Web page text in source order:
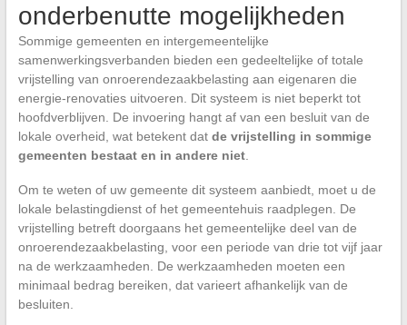
onderbenutte mogelijkheden
Sommige gemeenten en intergemeentelijke
samenwerkingsverbanden bieden een gedeeltelijke of totale
vrijstelling van onroerendezaakbelasting aan eigenaren die
energie-renovaties uitvoeren. Dit systeem is niet beperkt tot
hoofdverblijven. De invoering hangt af van een besluit van de
lokale overheid, wat betekent dat de vrijstelling in sommige
gemeenten bestaat en in andere niet.
Om te weten of uw gemeente dit systeem aanbiedt, moet u de
lokale belastingdienst of het gemeentehuis raadplegen. De
vrijstelling betreft doorgaans het gemeentelijke deel van de
onroerendezaakbelasting, voor een periode van drie tot vijf jaar
na de werkzaamheden. De werkzaamheden moeten een
minimaal bedrag bereiken, dat varieert afhankelijk van de
besluiten.